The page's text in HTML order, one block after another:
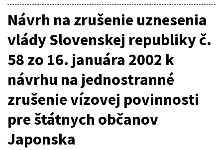
Návrh na zrušenie uznesenia
vlády Slovenskej republiky č.
58 zo 16. januára 2002 k
návrhu na jednostranné
zrušenie vízovej povinnosti
pre štátnych občanov
Japonska